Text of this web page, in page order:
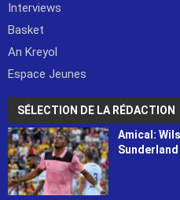
Interviews
Basket
An Kreyol
Espace Jeunes
SÉLECTION DE LA RÉDACTION
Amical:
Sunderland